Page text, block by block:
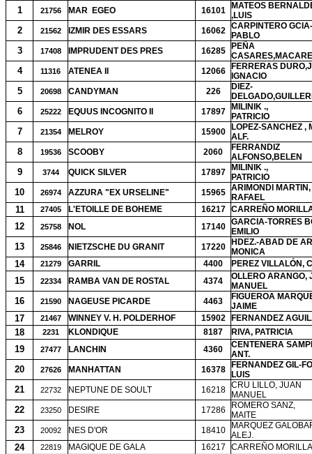
1 21756 MAR EGEO 16101
MATEOS
,LUIS
2 21562 IZMIR DES ESSARS 16062
CARPINTERO
PABLO
3 17408 IMPRUDENT DES PRES 16285
PEÑA
4 11316 ATENEA II 12066
FERRERAS
IGNACIO
5 20698 CANDYMAN 226
DIEZ-
6 25222 EQUUS INCOGNITO II 17897
MILINIK .,
PATRICIO
7 21354 MELROY 15900
LOPEZ-SANCHEZ ,
ALF.
8 19536 SCOOBY 2060
FERRANDIZ
ALFONSO,BELEN
9 3744 QUICK SILVER 17897
MILINIK .,
PATRICIO
10 26974 AZZURA "EX URSELINE" 15965
ARIMONDI MARTIN,
RAFAEL
11 27405 L'ETOILLE DE BOHEME 16217 CARREÑO
12 25758 NOL 17140
GARCIA-TORRES
EMILIO
13 25846 NIETZSCHE DU GRANIT 17220
HDEZ.-ABAD DE
MONICA
14 21279 GARRIL 4400 PEREZ VILLALÓN,
15 22334 RAMBA VAN DE ROSTAL 4374
OLLERO ARANGO,
MANUEL
16 21590 NAGEUSE PICARDE 4463
FIGUEROA
JAIME
17 21467 WINNEY V. H. POLDERHOF 15902 FERNANDEZ
18 2231 KLONDIQUE 8187 RIVA, PATRICIA
19 27477 LANCHIN 4360
CENTENERA
ANT.
20 27626 MANHATTAN 16378
FERNANDEZ GIL-
LUIS
21 22732 NEPTUNE DE SOULT 16218
CRU LILLO, JUAN
MANUEL
22 23250 DESIRE 17286
ROMERO SANZ,
MAITE
23 20092 NES D'OR 18410
MARQUEZ
ALEJ.
24 22819 MAGIQUE DE GALA 16217 CARREÑO